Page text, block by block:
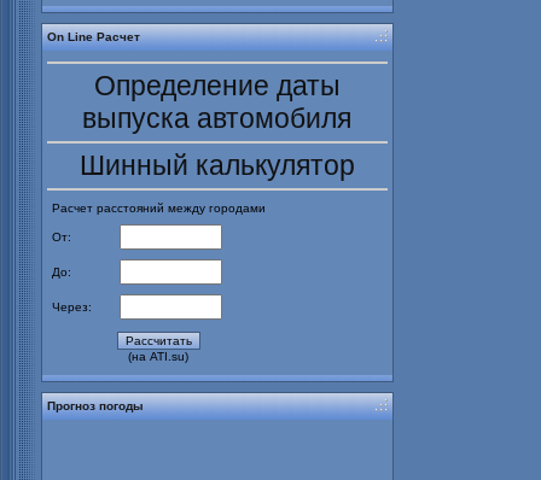
On Line Расчет
Определение даты
выпуска автомобиля
Шинный калькулятор
Расчет расстояний между городами
От:
До:
Через:
(на ATI.su)
Прогноз погоды